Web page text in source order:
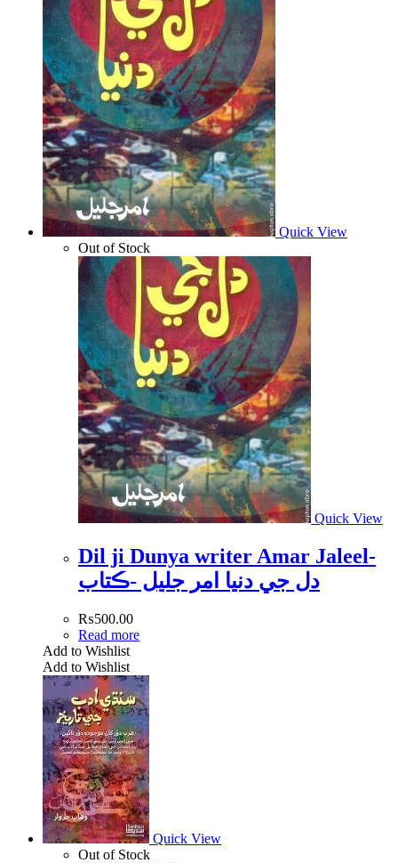
Quick View
Out of Stock
Quick View
Dil ji Dunya writer Amar Jaleel-
دل جي دنيا امر جليل -ڪتاب
₨500.00
Read more
Add to Wishlist
Add to Wishlist
Quick View
Out of Stock